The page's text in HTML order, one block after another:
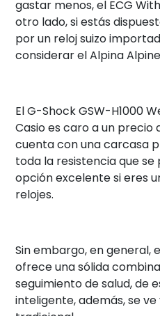
gastar menos, el ECG
otro lado, si estás
por un reloj suizo
considerar el Alpina
El G-Shock GSW-H1000
Casio es caro a un precio
cuenta con una carcasa
toda la resistencia que se
opción excelente si eres
relojes.
Sin embargo, en general,
ofrece una sólida
seguimiento de salud, de
inteligente, además, se